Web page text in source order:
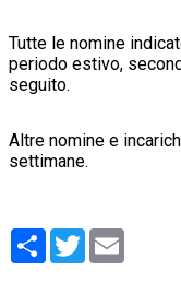
Tutte le nomine
periodo estivo,
seguito.
Altre nomine e
settimane.
Condividi
Twitter